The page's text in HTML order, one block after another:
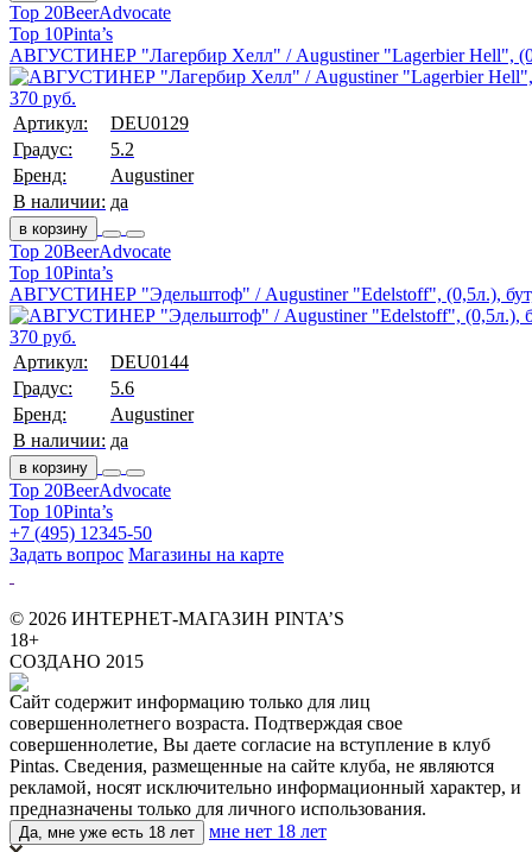
Top 20BeerAdvocate
Top 10Pinta’s
АВГУСТИНЕР "Лагербир Хелл" / Augustiner "Lagerbier Hell",
370 руб.
Артикул:
DEU0129
Градус:
5.2
Бренд:
Augustiner
В наличии: да
в корзину
Top 20BeerAdvocate
Top 10Pinta’s
АВГУСТИНЕР "Эдельштоф" / Augustiner "Edelstoff", (0,5л.), бут,
370 руб.
Артикул:
DEU0144
Градус:
5.6
Бренд:
Augustiner
В наличии: да
в корзину
Top 20BeerAdvocate
Top 10Pinta’s
+7 (495) 12345-50
Задать вопрос Магазины на карте
© 2026 ИНТЕРНЕТ-МАГАЗИН PINTA’S
18+
СОЗДАНО 2015
Сайт содержит информацию только для лиц
совершеннолетнего возраста. Подтверждая свое
совершеннолетие, Вы даете согласие на вступление в клуб
Pintas. Сведения, размещенные на сайте клуба, не являются
рекламой, носят исключительно информационный характер, и
предназначены только для личного использования.
Да, мне уже есть 18 лет
мне нет 18 лет